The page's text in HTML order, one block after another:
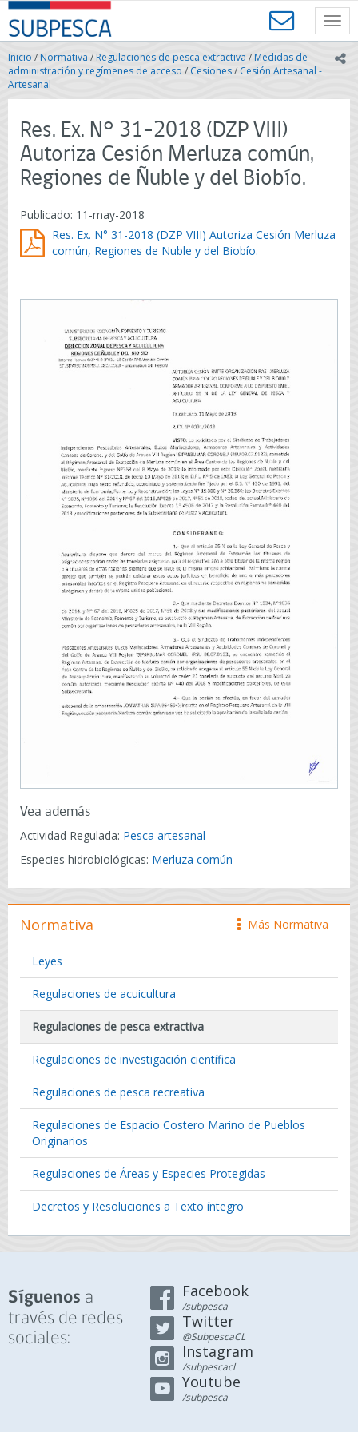
Contenido
principal
SUBPESCA
-
Subsecretaría
de
Pesca
y
Gobierno
de
Chile
Inicio /Normativa / Regulaciones de pesca extractiva / Medidas de
administración y regímenes de acceso / Cesiones/ Cesión Artesanal -
Artesanal
Res. Ex. N° 31-2018 (DZP VIII)
Autoriza Cesión Merluza común,
Regiones de Ñuble y del Biobío.
Publicado: 11-may-2018
Res. Ex. N° 31-2018 (DZP VIII) Autoriza Cesión Merluza
común, Regiones de Ñuble y del Biobío.
Vea además
Actividad Regulada: Pesca artesanal
Especies hidrobiológicas: Merluza común
icono
Más Normativa
Normativa
Leyes
Regulaciones de acuicultura
Regulaciones de pesca extractiva
Regulaciones de investigación científica
Regulaciones de pesca recreativa
Regulaciones de Espacio Costero Marino de Pueblos
Originarios
Regulaciones de Áreas y Especies Protegidas
Decretos y Resoluciones a Texto íntegro
Síguenos a
través de redes
sociales:
Facebook
/subpesca
Twitter
@SubpescaCL
Instagram
/subpescacl
Youtube
/subpesca